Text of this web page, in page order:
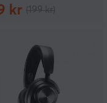
kr